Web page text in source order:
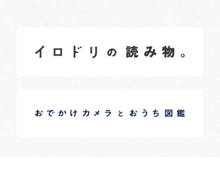
日常の様子など随時更新中です。
日常の様子など随時更新中です。